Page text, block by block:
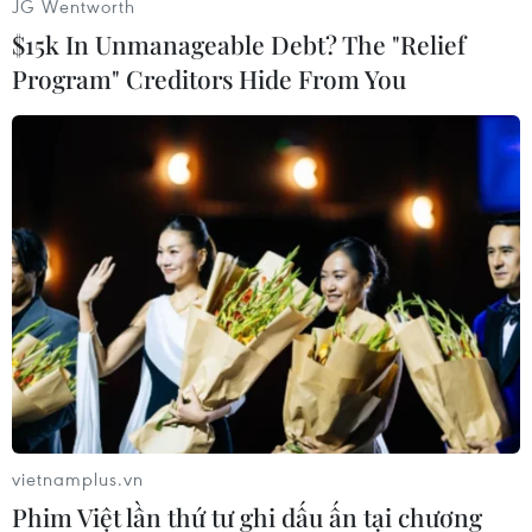
#GM #Chevrolet Spark
#Chevrolet Volt EV
#Xe điện
Mỹ
Theo dõi VietnamPlus
JG Wentworth
$15k In Unmanageable Debt? The "Relief
Program" Creditors Hide From You
vietnamplus.vn
Phim Việt lần thứ tư ghi dấu ấn tại chương